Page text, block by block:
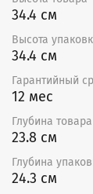
Корпус
сеткой из
FBRr-K
34.4 см
Высота
34.4 см
Гарантийный
12 мес
Глубина товара
23.8 см
Глубина
24.3 см